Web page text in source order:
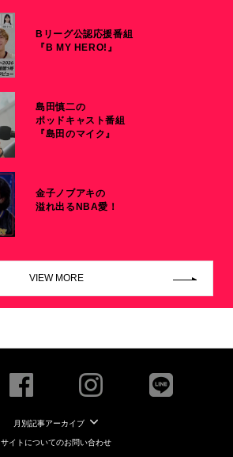
Bリーグ公認応援番組
『B MY HERO!』
島田慎二の
ポッドキャスト番組
『島田のマイク』
金子ノブアキの
溢れ出るNBA愛！
VIEW MORE
月別記事アーカイブ
サイトについてのお問い合わせ